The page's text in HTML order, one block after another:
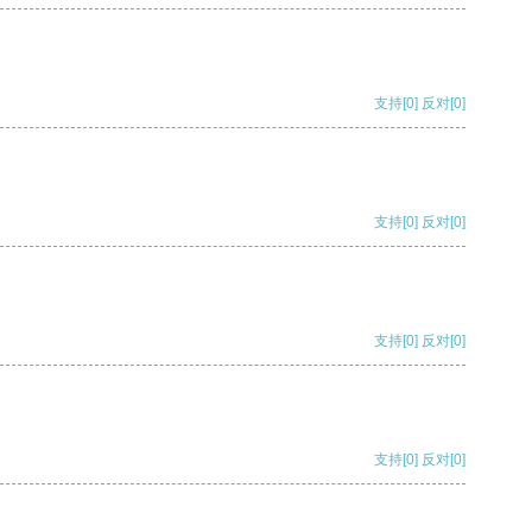
支持[0] 反对[0]
支持[0] 反对[0]
支持[0] 反对[0]
支持[0] 反对[0]